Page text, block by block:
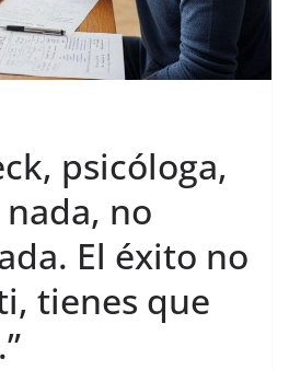
psicóloga,
nada, no
El éxito no
tienes que